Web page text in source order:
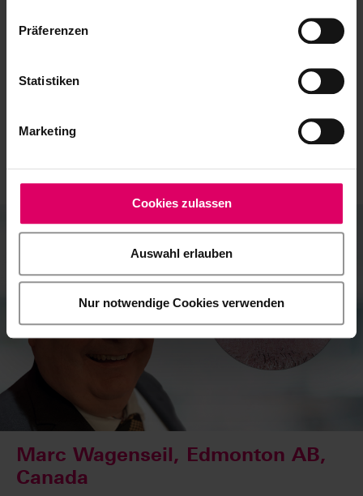
Präferenzen
Statistiken
Marketing
Cookies zulassen
Auswahl erlauben
Nur notwendige Cookies verwenden
oder on-demand.
Entdecken Sie unsere
neuesten Patientenfälle
Marc Wagenseil, Edmonton AB,
Canada